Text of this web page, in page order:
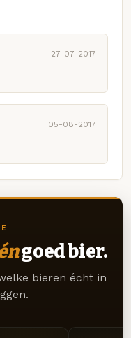
27-07-2017
05-08-2017
goed bier.
bieren écht in